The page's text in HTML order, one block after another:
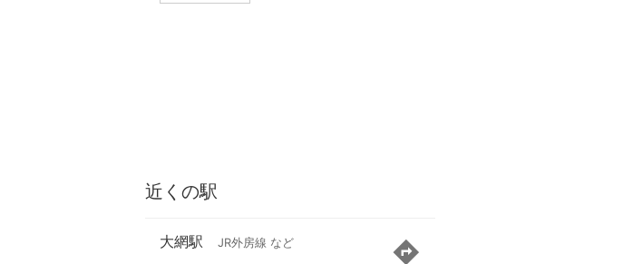
近くの駅
大網駅 JR外房線 など